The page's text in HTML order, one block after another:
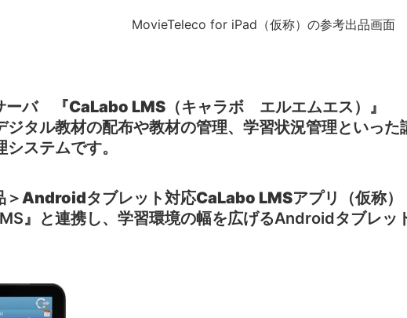
MovieTeleco for iPad（仮称）の参考出品画面
ーバ 『CaLabo LMS（キャラボ エルエムエス）』
ジタル教材の配布や教材の管理、学習状況管理といった
ステムです。
Androidタブレット対応CaLabo LMSアプリ（仮称）
』と連携し、学習環境の幅を広げるAndroidタブレッ